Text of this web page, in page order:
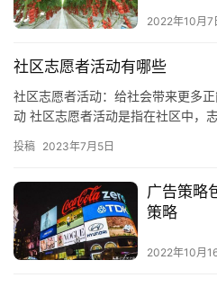
2022年10月7
社区志愿者活动有哪些
社区志愿者活动：给社会带来更多
动 社区志愿者活动是指在社区中，
升…
投稿 2023年7月5日
广告策略
策略
2022年10月